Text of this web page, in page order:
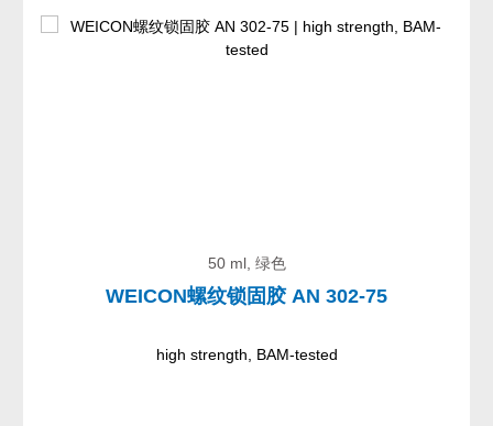
50 ml, 绿色
WEICON螺纹锁固胶 AN 302-75
high strength, BAM-tested